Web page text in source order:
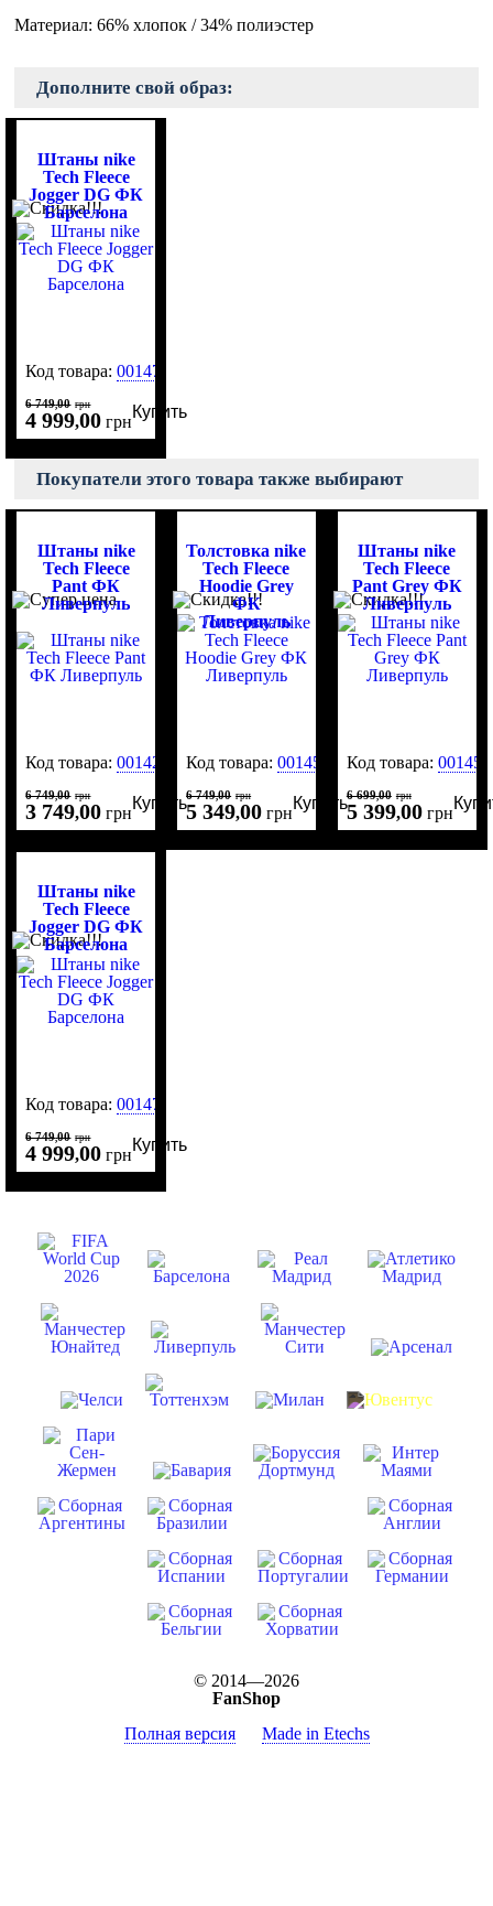
Материал: 66% хлопок / 34% полиэстер
Дополните свой образ:
Штаны nike
Tech Fleece
Jogger DG ФК
Барселона
Код товара:0014731
6 749,00 грн
4 999,00 грн
Купить
Покупатели этого товара также выбирают
Штаны nike
Tech Fleece
Pant ФК
Ливерпуль
Код товара:0014255
6 749,00 грн
3 749,00 грн
Купить
Толстовка nike
Tech Fleece
Hoodie Grey
ФК
Ливерпуль
Код товара:0014512
6 749,00 грн
5 349,00 грн
Купить
Штаны nike
Tech Fleece
Pant Grey ФК
Ливерпуль
Код товара:
6 699,00 грн
5 399,00 грн
Штаны nike
Tech Fleece
Jogger DG ФК
Барселона
Код товара:0014731
6 749,00 грн
4 999,00 грн
Купить
© 2014—2026
FanShop
Полная версия
Made in Etechs